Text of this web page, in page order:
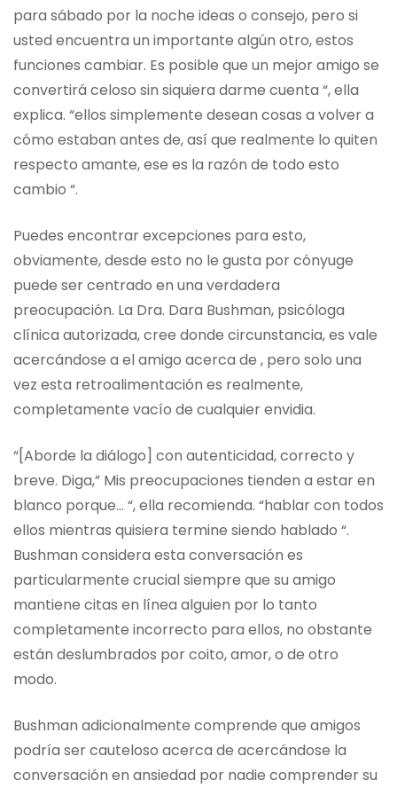
para sábado por la noche ideas o consejo, pero si
usted encuentra un importante algún otro, estos
funciones cambiar. Es posible que un mejor amigo se
convertirá celoso sin siquiera darme cuenta “, ella
explica. “ellos simplemente desean cosas a volver a
cómo estaban antes de, así que realmente lo quiten
respecto amante, ese es la razón de todo esto
cambio “.
Puedes encontrar excepciones para esto,
obviamente, desde esto no le gusta por cónyuge
puede ser centrado en una verdadera
preocupación. La Dra. Dara Bushman, psicóloga
clínica autorizada, cree donde circunstancia, es vale
acercándose a el amigo acerca de , pero solo una
vez esta retroalimentación es realmente,
completamente vacío de cualquier envidia.
“[Aborde la diálogo] con autenticidad, correcto y
breve. Diga,” Mis preocupaciones tienden a estar en
blanco porque… “, ella recomienda. “hablar con todos
ellos mientras quisiera termine siendo hablado “.
Bushman considera esta conversación es
particularmente crucial siempre que su amigo
mantiene citas en línea alguien por lo tanto
completamente incorrecto para ellos, no obstante
están deslumbrados por coito, amor, o de otro
modo.
Bushman adicionalmente comprende que amigos
podría ser cauteloso acerca de acercándose la
conversación en ansiedad por nadie comprender su